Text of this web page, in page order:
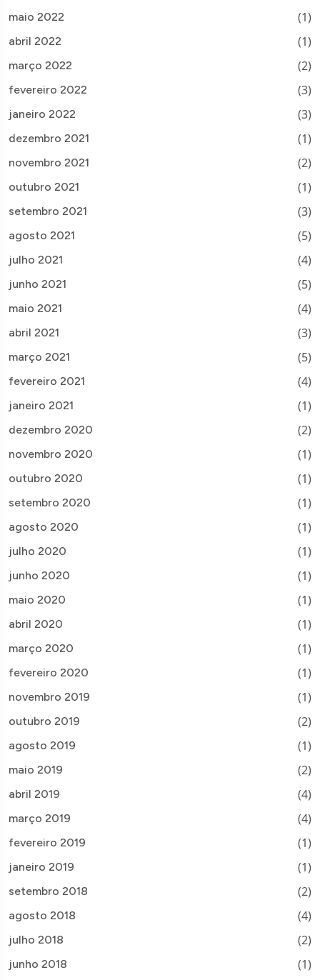
maio 2022 (1)
abril 2022 (1)
março 2022 (2)
fevereiro 2022 (3)
janeiro 2022 (3)
dezembro 2021 (1)
novembro 2021 (2)
outubro 2021 (1)
setembro 2021 (3)
agosto 2021 (5)
julho 2021 (4)
junho 2021 (5)
maio 2021 (4)
abril 2021 (3)
março 2021 (5)
fevereiro 2021 (4)
janeiro 2021 (1)
dezembro 2020 (2)
novembro 2020 (1)
outubro 2020 (1)
setembro 2020 (1)
agosto 2020 (1)
julho 2020 (1)
junho 2020 (1)
maio 2020 (1)
abril 2020 (1)
março 2020 (1)
fevereiro 2020 (1)
novembro 2019 (1)
outubro 2019 (2)
agosto 2019 (1)
maio 2019 (2)
abril 2019 (4)
março 2019 (4)
fevereiro 2019 (1)
janeiro 2019 (1)
setembro 2018 (2)
agosto 2018 (4)
julho 2018 (2)
junho 2018 (1)